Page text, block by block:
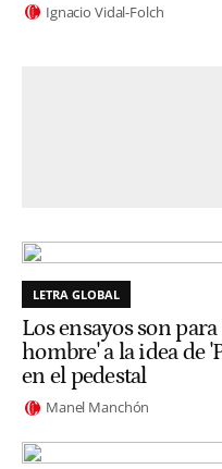
Ignacio Vidal-Folch
LETRA GLOBAL
Los ensayos son
hombre' a la idea de
en el pedestal
Manel Manchón